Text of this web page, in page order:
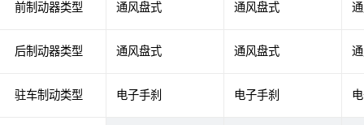
前制动器类型
后制动器类型
驻车制动类型
通风盘式 通风盘式
通风盘式 通风盘式
电子手刹 电子手刹